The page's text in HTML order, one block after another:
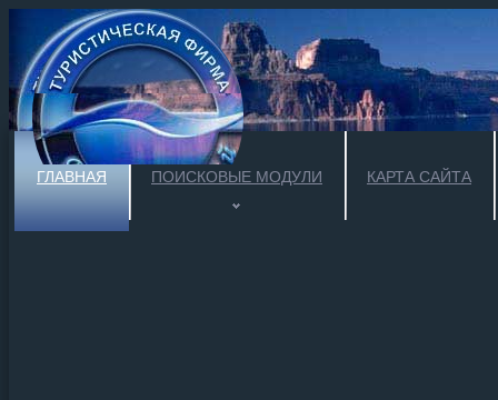
ГЛАВНАЯ ПОИСКОВЫЕ МОДУЛИ КАРТА САЙТА